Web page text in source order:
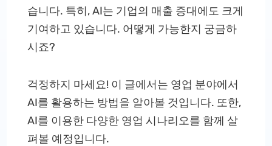
습니다. 특히, AI는 기업의 매출 증대에도 크게
기여하고 있습니다. 어떻게 가능한지 궁금하
시죠?
걱정하지 마세요! 이 글에서는 영업 분야에서
AI를 활용하는 방법을 알아볼 것입니다. 또한,
AI를 이용한 다양한 영업 시나리오를 함께 살
펴볼 예정입니다.